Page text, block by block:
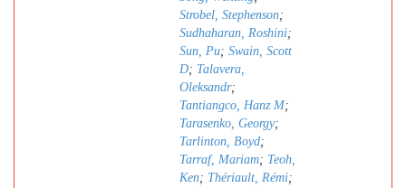
Strobel, Stephenson;
Sudhaharan, Roshini;
Sun, Pu; Swain, Scott
D; Talavera,
Oleksandr;
Tantiangco, Hanz M;
Tarasenko, Georgy;
Tarlinton, Boyd;
Tarraf, Mariam; Teoh,
Ken; Thériault, Rémi;